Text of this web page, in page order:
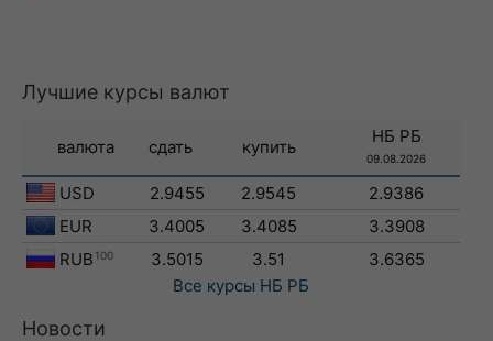
Лучшие курсы валют
валюта сдать купить
НБ РБ
09.08.2026
USD 2.9455 2.9545
2.9386
EUR
3.4005 3.4085
3.3908
RUB 100 3.5015 3.51
3.6365
Все курсы НБ РБ
Новости